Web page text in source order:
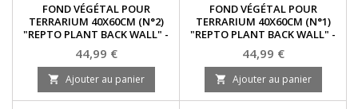
FOND VÉGÉTAL POUR
TERRARIUM 40X60CM (N°2)
"REPTO PLANT BACK WALL" -
Prix
44,99 €
 Ajouter au panier
FOND VÉGÉTAL POUR
TERRARIUM 40X60CM (N°1)
"REPTO PLANT BACK WALL" -
Prix
44,99 €
 Ajouter au panier